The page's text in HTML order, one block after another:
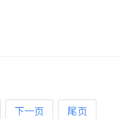
下一页 尾页